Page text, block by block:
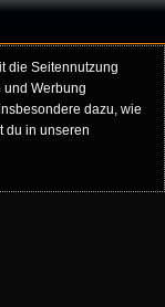
die Seitennutzung
Werbung
dazu, wie
du in unseren